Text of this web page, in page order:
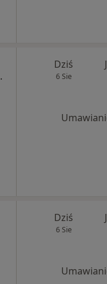
·
Dziś
6 Sie
Dziś
6 Sie